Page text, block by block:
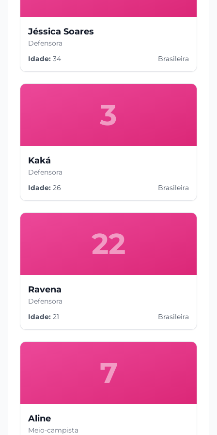
Jéssica Soares
Defensora
Idade: 34 Brasileira
3
Kaká
Defensora
Idade: 26 Brasileira
22
Ravena
Defensora
Idade: 21 Brasileira
7
Aline
Meio-campista